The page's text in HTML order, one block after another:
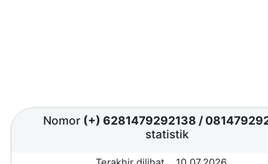
Nomor (+) 6281479292138 /
statistik